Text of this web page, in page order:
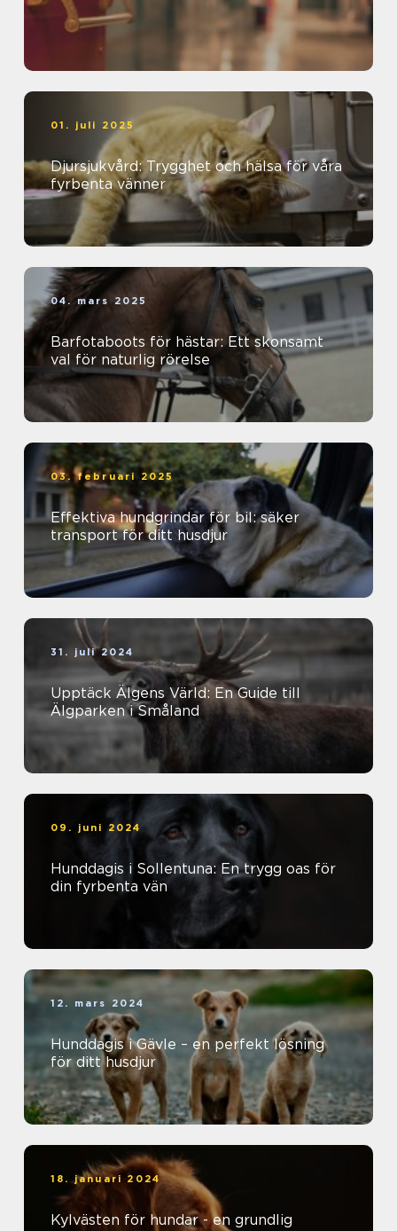
01. juli 2025
Djursjukvård: Trygghet och hälsa för våra
fyrbenta vänner
04. mars 2025
Barfotaboots för hästar: Ett skonsamt
val för naturlig rörelse
03. februari 2025
Effektiva hundgrindar för bil: säker
transport för ditt husdjur
31. juli 2024
Upptäck Älgens Värld: En Guide till
Älgparken i Småland
09. juni 2024
Hunddagis i Sollentuna: En trygg oas för
din fyrbenta vän
12. mars 2024
Hunddagis i Gävle – en perfekt lösning
för ditt husdjur
18. januari 2024
Kylvästen för hundar - en grundlig